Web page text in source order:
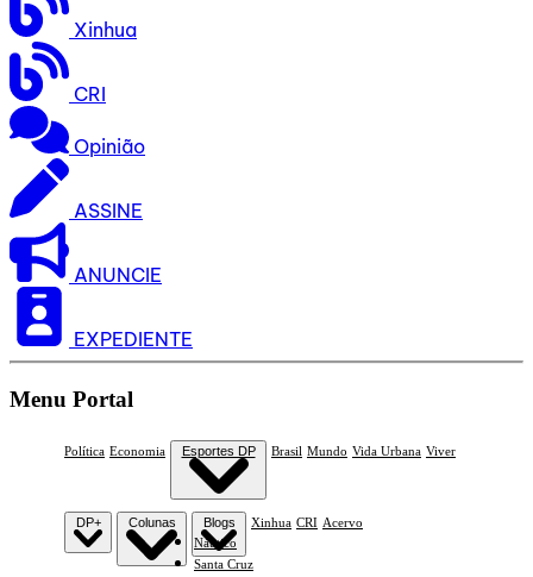
Xinhua
CRI
Opinião
ASSINE
ANUNCIE
EXPEDIENTE
Menu Portal
Política Economia Esportes DP
Náutico
Santa Cruz
Brasil Mundo Vida Urbana Viver
DP+ Colunas Blogs Xinhua CRI Acervo